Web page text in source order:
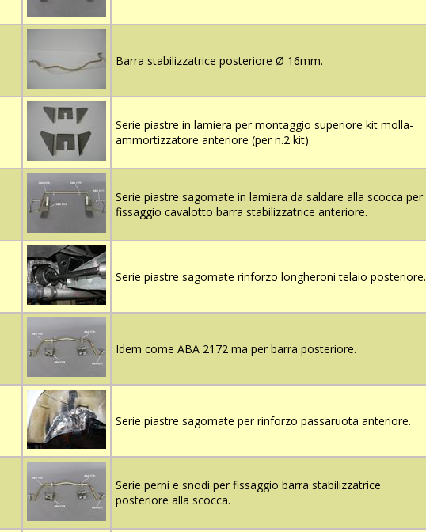
Barra stabilizzatrice posteriore Ø 16mm.
Serie piastre in lamiera per montaggio superiore kit molla-
ammortizzatore anteriore (per n.2 kit).
Serie piastre sagomate in lamiera da saldare alla scocca per
fissaggio cavalotto barra stabilizzatrice anteriore.
Serie piastre sagomate rinforzo longheroni telaio posteriore.
Idem come ABA 2172 ma per barra posteriore.
Serie piastre sagomate per rinforzo passaruota anteriore.
Serie perni e snodi per fissaggio barra stabilizzatrice
posteriore alla scocca.